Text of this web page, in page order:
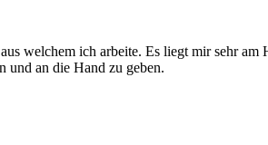
welchem ich arbeite. Es liegt mir sehr
und an die Hand zu geben.